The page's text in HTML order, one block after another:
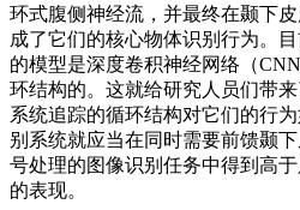
环式腹侧神经流，并最终在颞下
成了它们的核心物体识别行为。
的模型是深度卷积神经网络（
环结构的。这就给研究人员们带
系统追踪的循环结构对它们的行
别系统就应当在同时需要前馈颞
号处理的图像识别任务中得到高
的表现。